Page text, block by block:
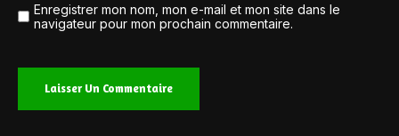
Enregistrer mon nom, mon e-mail et mon site dans le
navigateur pour mon prochain commentaire.